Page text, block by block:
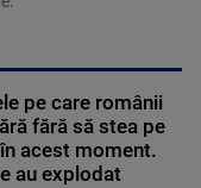
pe care românii
fără să stea pe
acest moment.
au explodat